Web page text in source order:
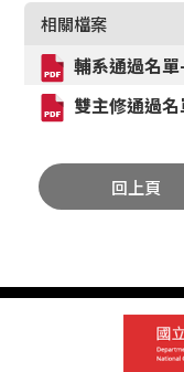
相關檔案
輔系通過名
雙主修通過
回上頁